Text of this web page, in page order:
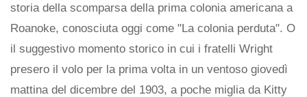
storia della scomparsa della prima colonia americana a
Roanoke, conosciuta oggi come "La colonia perduta". O
il suggestivo momento storico in cui i fratelli Wright
presero il volo per la prima volta in un ventoso giovedì
mattina del dicembre del 1903, a poche miglia da Kitty